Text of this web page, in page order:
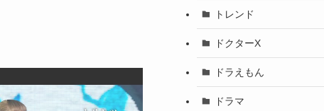
トレンド
ドクターX
ドラえもん
ドラマ